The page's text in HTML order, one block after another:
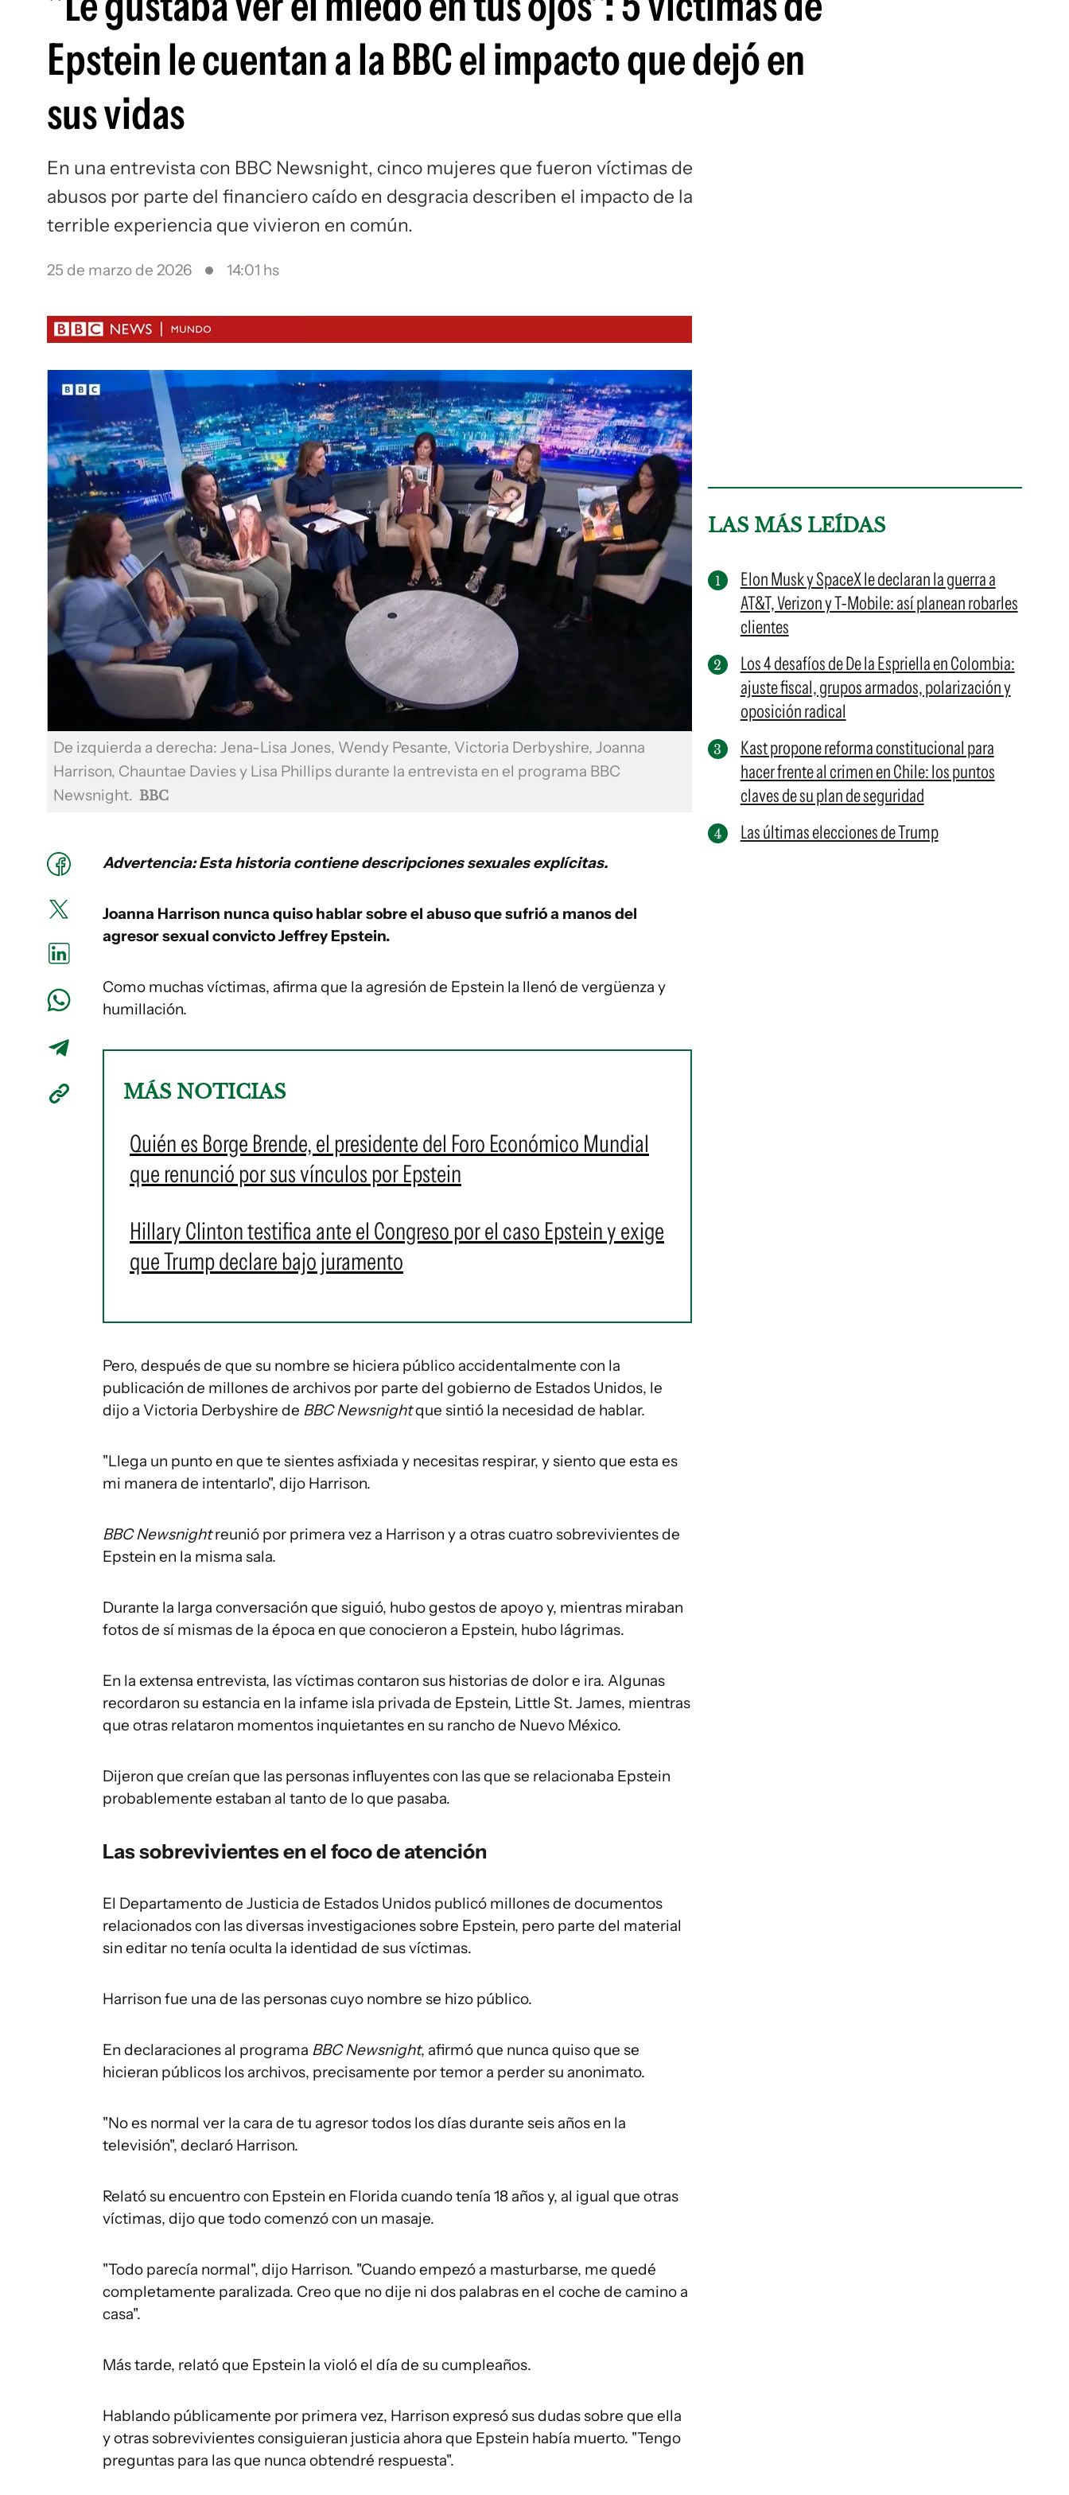
Siguenos en:
Epstein le cuentan a la BBC el impacto que dejó en
sus vidas
En una entrevista con BBC Newsnight, cinco mujeres que fueron víctimas de
abusos por parte del financiero caído en desgracia describen el impacto de la
terrible experiencia que vivieron en común.
25 de marzo de 2026 14:01 hs
De izquierda a derecha: Jena-Lisa Jones, Wendy Pesante, Victoria Derbyshire, Joanna
Harrison, Chauntae Davies y Lisa Phillips durante la entrevista en el programa BBC
Newsnight. BBC
Advertencia: Esta historia contiene descripciones sexuales explícitas.
Joanna Harrison nunca quiso hablar sobre el abuso que sufrió a manos del
agresor sexual convicto Jeffrey Epstein.
Como muchas víctimas, afirma que la agresión de Epstein la llenó de vergüenza y
humillación.
MÁS NOTICIAS
Quién es Borge Brende, el presidente del Foro Económico Mundial
que renunció por sus vínculos por Epstein
Hillary Clinton testifica ante el Congreso por el caso Epstein y exige
que Trump declare bajo juramento
Pero, después de que su nombre se hiciera público accidentalmente con la
publicación de millones de archivos por parte del gobierno de Estados Unidos, le
dijo a Victoria Derbyshire de BBC Newsnightque sintió la necesidad de hablar.
"Llega un punto en que te sientes asfixiada y necesitas respirar, y siento que esta es
mi manera de intentarlo", dijo Harrison.
BBC Newsnightreunió por primera vez a Harrison y a otras cuatro sobrevivientes de
Epstein en la misma sala.
Durante la larga conversación que siguió, hubo gestos de apoyo y, mientras miraban
fotos de sí mismas de la época en que conocieron a Epstein, hubo lágrimas.
En la extensa entrevista, las víctimas contaron sus historias de dolor e ira. Algunas
recordaron su estancia en la infame isla privada de Epstein, Little St. James, mientras
que otras relataron momentos inquietantes en su rancho de Nuevo México.
Dijeron que creían que las personas influyentes con las que se relacionaba Epstein
probablemente estaban al tanto de lo que pasaba.
Las sobrevivientes en el foco de atención
El Departamento de Justicia de Estados Unidos publicó millones de documentos
relacionados con las diversas investigaciones sobre Epstein, pero parte del material
sin editar no tenía oculta la identidad de sus víctimas.
Harrison fue una de las personas cuyo nombre se hizo público.
En declaraciones al programa BBC Newsnight, afirmó que nunca quiso que se
hicieran públicos los archivos, precisamente por temor a perder su anonimato.
"No es normal ver la cara de tu agresor todos los días durante seis años en la
televisión", declaró Harrison.
Relató su encuentro con Epstein en Florida cuando tenía 18 años y, al igual que otras
víctimas, dijo que todo comenzó con un masaje.
"Todo parecía normal", dijo Harrison. "Cuando empezó a masturbarse, me quedé
completamente paralizada. Creo que no dije ni dos palabras en el coche de camino a
casa".
Más tarde, relató que Epstein la violó el día de su cumpleaños.
Hablando públicamente por primera vez, Harrison expresó sus dudas sobre que ella
y otras sobrevivientes consiguieran justicia ahora que Epstein había muerto. "Tengo
preguntas para las que nunca obtendré respuesta".
LAS MÁS LEÍDAS
Elon Musk y SpaceX le declaran la guerra a
AT&T, Verizon y T-Mobile: así planean robarles
clientes
Los 4 desafíos de De la Espriella en Colombia:
ajuste fiscal, grupos armados, polarización y
oposición radical
Kast propone reforma constitucional para
hacer frente al crimen en Chile: los puntos
claves de su plan de seguridad
Las últimas elecciones de Trump